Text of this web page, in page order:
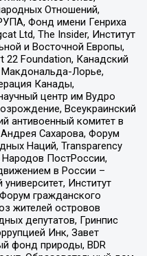
Отношений,
Фонд имени Генриха
Ltd, The Insider, Институт
и Восточной Европы,
22 Foundation, Канадский
Макдональда-Лорье,
Канады,
центр им Вудро
Всеукраинский
антивоенный комитет в
Сахарова, Форум
Наций, Transparеncy
ПостРоссии,
в России –
Институт
гражданского
жителей островов
депутатов, Гринпис
Инк, Завет
фонд природы, BDR